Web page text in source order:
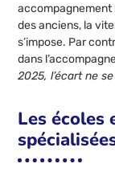
accompagnement
des anciens, la
s’impose. Par
dans
2025, l’écart ne
Les écoles